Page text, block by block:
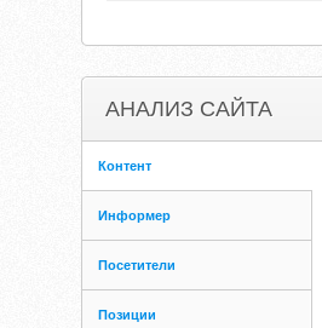
АНАЛИЗ САЙТА
Контент
Информер
Посетители
Позиции